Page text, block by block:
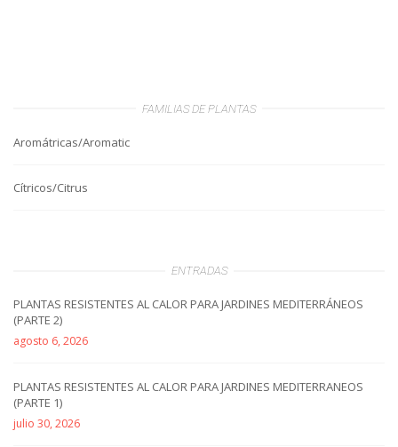
FAMILIAS DE PLANTAS
Aromátricas/Aromatic
Cítricos/Citrus
ENTRADAS
PLANTAS RESISTENTES AL CALOR PARA JARDINES MEDITERRÁNEOS
(PARTE 2)
agosto 6, 2026
PLANTAS RESISTENTES AL CALOR PARA JARDINES MEDITERRANEOS
(PARTE 1)
julio 30, 2026